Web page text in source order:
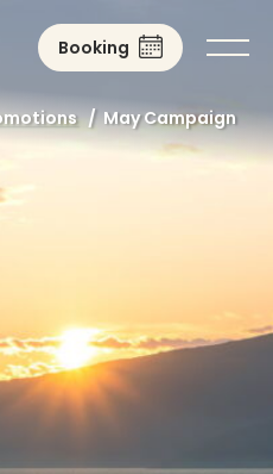
Booking
/May Campaign